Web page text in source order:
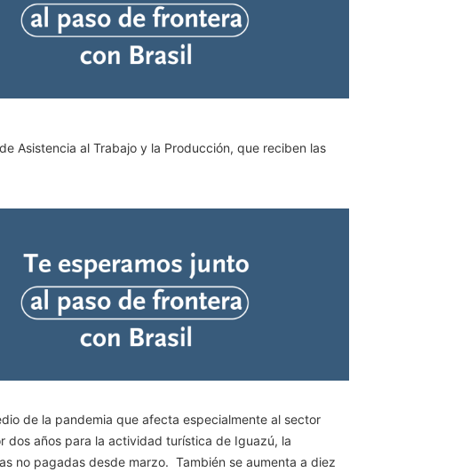
Asistencia al Trabajo y la Producción, que reciben las
de la pandemia que afecta especialmente al sector
dos años para la actividad turística de Iguazú, la
no pagadas desde marzo. También se aumenta a diez